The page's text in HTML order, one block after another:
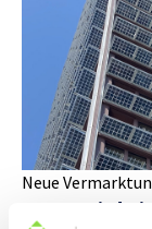
Neue
Strom wird